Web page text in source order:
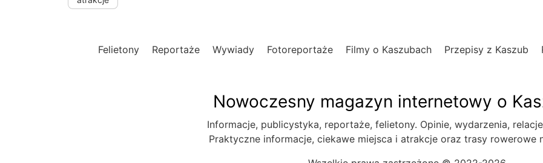
Felietony Reportaże Wywiady Fotoreportaże Filmy o Kaszubach Przepisy z Kaszub
Nowoczesny magazyn internetowy o
Informacje, publicystyka, reportaże, felietony. Opinie, wydarzenia,
Praktyczne informacje, ciekawe miejsca i atrakcje oraz trasy rowerowe